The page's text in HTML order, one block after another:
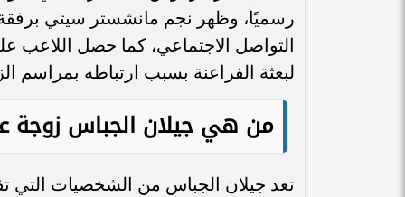
رسميًا، وظهر نجم مانشستر سيتي
التواصل الاجتماعي، كما حصل اللاعب
لبعثة الفراعنة بسبب ارتباطه بمراسم
من هي جيلان الجباس زوجة
تعد جيلان الجباس من الشخصيات التي